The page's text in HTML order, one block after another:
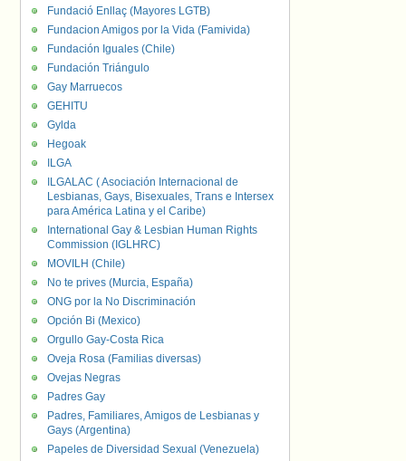
Fundació Enllaç (Mayores LGTB)
Fundacion Amigos por la Vida (Famivida)
Fundación Iguales (Chile)
Fundación Triángulo
Gay Marruecos
GEHITU
Gylda
Hegoak
ILGA
ILGALAC ( Asociación Internacional de
Lesbianas, Gays, Bisexuales, Trans e Intersex
para América Latina y el Caribe)
International Gay & Lesbian Human Rights
Commission (IGLHRC)
MOVILH (Chile)
No te prives (Murcia, España)
ONG por la No Discriminación
Opción Bi (Mexico)
Orgullo Gay-Costa Rica
Oveja Rosa (Familias diversas)
Ovejas Negras
Padres Gay
Padres, Familiares, Amigos de Lesbianas y
Gays (Argentina)
Papeles de Diversidad Sexual (Venezuela)